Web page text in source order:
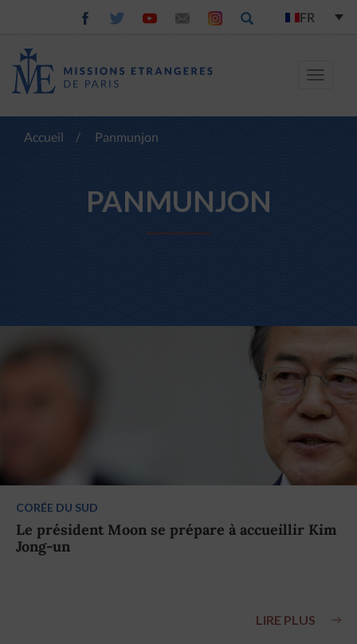
FR
Toggle
Accueil / Panmunjon
PANMUNJON
CORÉE DU SUD
Le président Moon se prépare à accueillir Kim
Jong-un
LIRE PLUS